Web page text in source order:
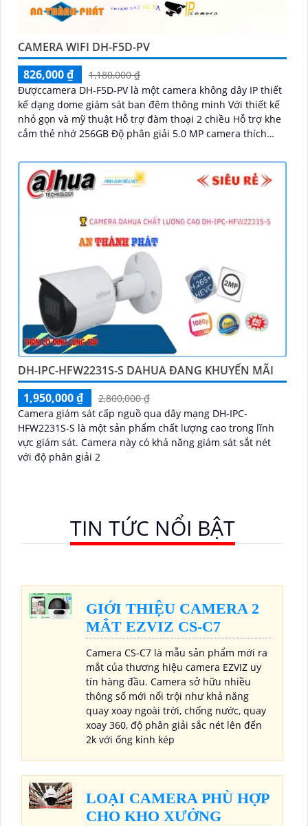
CAMERA WIFI DH-F5D-PV
826,000 ₫
1,180,000 ₫
Đượccamera DH-F5D-PV là một camera không dây IP thiết
kế dạng dome giám sát ban đêm thông minh Với thiết kế
nhỏ gọn và mỹ thuật Hỗ trợ đàm thoại 2 chiều Hỗ trợ khe
cắm thẻ nhớ 256GB Độ phân giải 5.0 MP camera thích
DH-IPC-HFW2231S-S DAHUA ĐANG KHUYẾN MÃI
1,950,000 ₫
2,800,000 ₫
Camera giám sát cấp nguồ qua dây mạng DH-IPC-
HFW2231S-S là một sản phẩm chất lượng cao trong lĩnh
vực giám sát. Camera này có khả năng giám sát sắt nét
với độ phân giải 2
TIN TỨC NỔI BẬT
GIỚI THIỆU CAMERA 2
MẮT EZVIZ CS-C7
Camera CS-C7 là mẫu sản phẩm mới ra
mắt của thương hiệu camera EZVIZ uy
tín hàng đầu. Camera sở hữu nhiều
thông số mới nổi trội như khả năng
quay xoay ngoài trời, chống nước, quay
xoay 360, độ phân giải sắc nét lên đến
2k với ống kính kép
LOẠI CAMERA PHÙ HỢP
CHO KHO XƯỞNG